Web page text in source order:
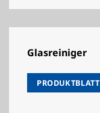
Glasreiniger
PRODUKTBLATT